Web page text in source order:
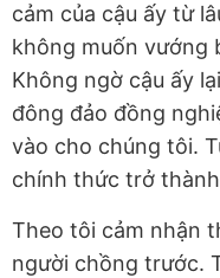
cảm của cậu ấy từ
không muốn vướng
Không ngờ cậu ấy
đông đảo đồng
vào cho chúng tôi.
chính thức trở
Theo tôi cảm nhận
người chồng trước.